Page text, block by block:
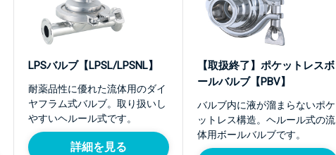
LPSバルブ【LPSL/LPSNL】
耐薬品性に優れた流体用のダイ
ヤフラム式バルブ。取り扱いし
やすいヘルール式です。
詳細を見る
【取扱終了】ポケットレスボ
ールバルブ【PBV】
バルブ内に液が溜まらないポケ
ットレス構造。ヘルール式の流
体用ボールバルブです。